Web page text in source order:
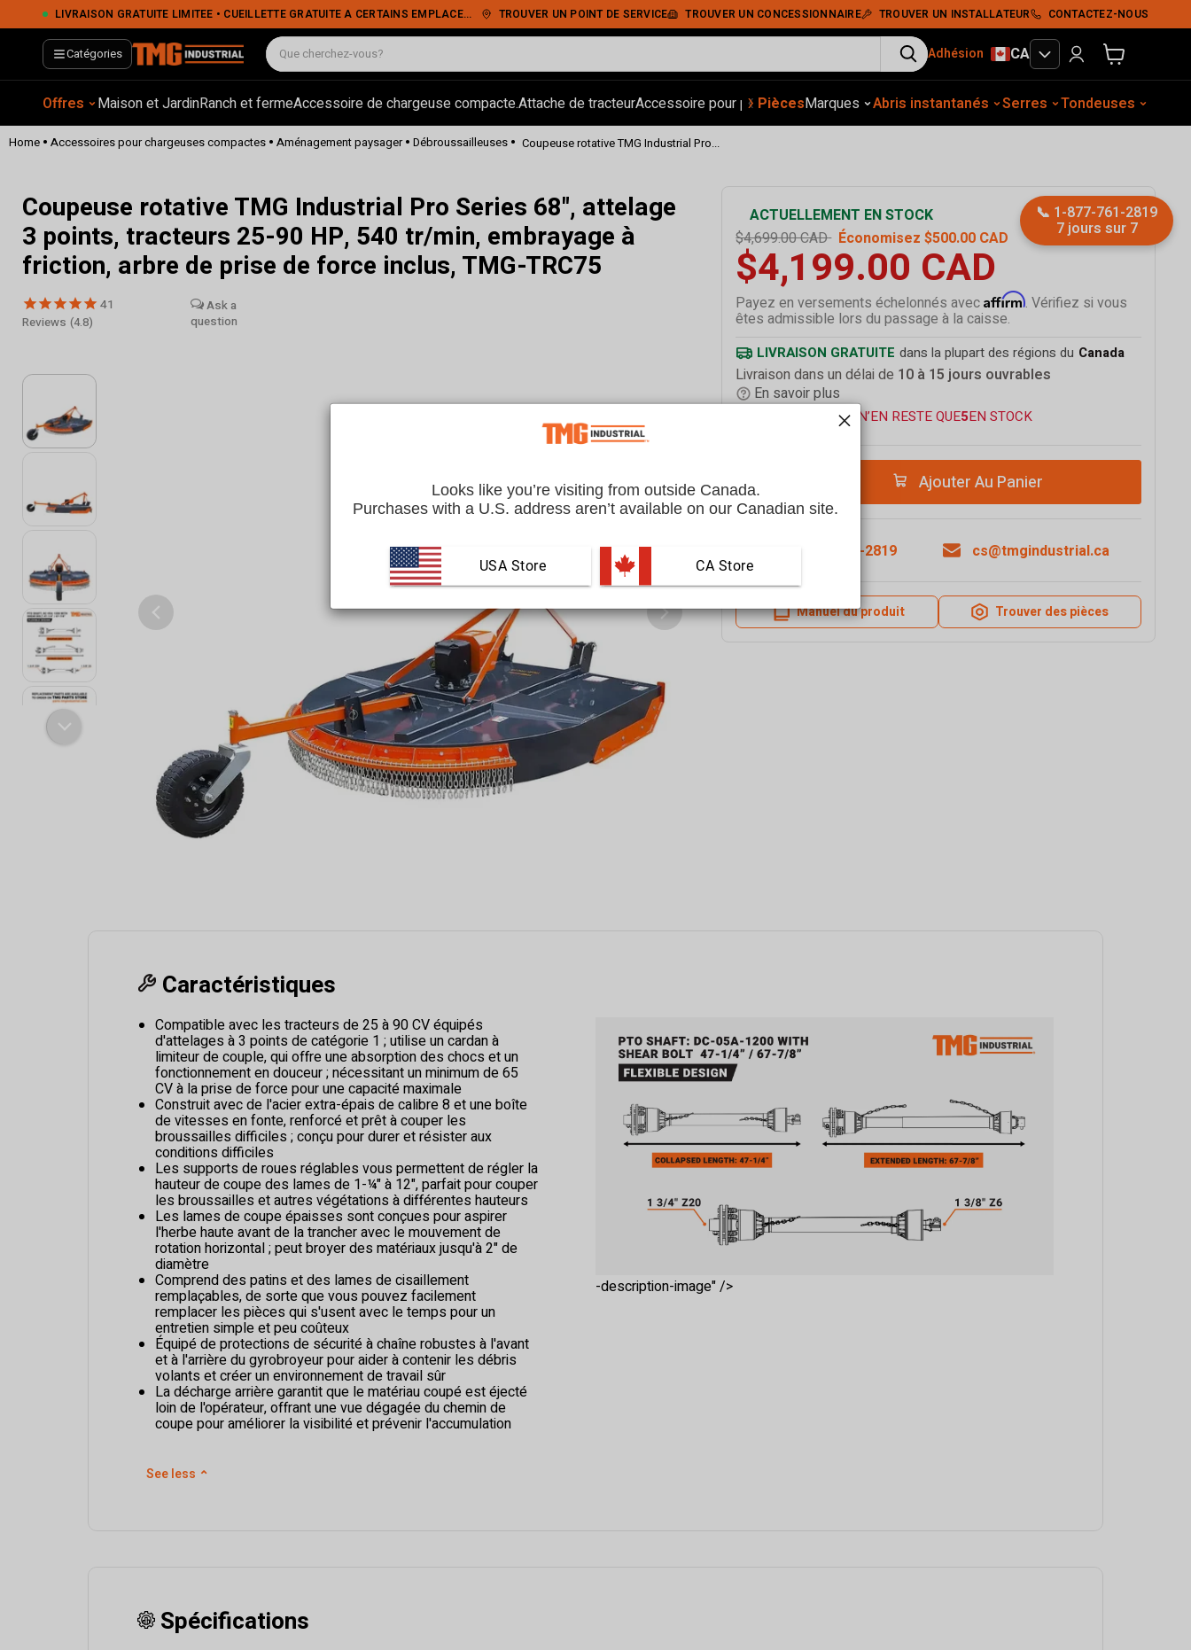
LIVRAISON GRATUITE LIMITÉE • CUEILLETTE GRATUITE À CERTAINS EMPLACEMENTS • PAIEMENT SÉCURISÉ TROUVER UN POINT DE SERVICE TROUVER UN CONCESSIONNAIRE TROUVER UN INSTALLATEUR CONTACTEZ-NOUS
Catégories Adhésion CA Voir le panier
Offres Maison et JardinRanch et fermeAccessoire de chargeuse compacte.Attache de tracteurAccessoire pour pelle.Rangement extérieurConstructionÉquip. auto. Tassement du sol
‹
› PiècesMarques Abris instantanés Serres Tondeuses
Home • Accessoires pour chargeuses compactes • Aménagement paysager • Débroussailleuses • Coupeuse rotative TMG Industrial Pro...
Coupeuse rotative TMG Industrial Pro Series 68", attelage
3 points, tracteurs 25-90 HP, 540 tr/min, embrayage à
friction, arbre de prise de force inclus, TMG-TRC75
41
Reviews
ACTUELLEMENT EN STOCK SKU TMG-TRC75
$4,699.00 CAD Économisez$500.00 CAD
$4,199.00 CAD
Payez en versements échelonnés avecAffirm. Vérifiez si vous
êtes admissible lors du passage à la caisse.
LIVRAISON GRATUITE dans la plupart des régions du Canada
Livraison dans un délai de 10 à 15 jours ouvrables
En savoir plus
FAITES VITE — IL N’EN RESTE QUE5EN STOCK
Ajouter Au Panier
1-877-761-2819 cs@tmgindustrial.ca
Manuel du produit Trouver des pièces
Caractéristiques
Compatible avec les tracteurs de 25 à 90 CV équipés
d'attelages à 3 points de catégorie 1 ; utilise un cardan à
limiteur de couple, qui offre une absorption des chocs et un
fonctionnement en douceur ; nécessitant un minimum de 65
CV à la prise de force pour une capacité maximale
Construit avec de l'acier extra-épais de calibre 8 et une boîte
de vitesses en fonte, renforcé et prêt à couper les
broussailles difficiles ; conçu pour durer et résister aux
conditions difficiles
Les supports de roues réglables vous permettent de régler la
hauteur de coupe des lames de 1-¼" à 12", parfait pour couper
les broussailles et autres végétations à différentes hauteurs
Les lames de coupe épaisses sont conçues pour aspirer
l'herbe haute avant de la trancher avec le mouvement de
rotation horizontal ; peut broyer des matériaux jusqu'à 2" de
diamètre
Comprend des patins et des lames de cisaillement
remplaçables, de sorte que vous pouvez facilement
remplacer les pièces qui s'usent avec le temps pour un
entretien simple et peu coûteux
Équipé de protections de sécurité à chaîne robustes à l'avant
et à l'arrière du gyrobroyeur pour aider à contenir les débris
volants et créer un environnement de travail sûr
La décharge arrière garantit que le matériau coupé est éjecté
loin de l'opérateur, offrant une vue dégagée du chemin de
coupe pour améliorer la visibilité et prévenir l'accumulation
-description-image" />
See less ⌃
Spécifications
📞 1-877-761-2819
7 jours sur 7
Looks like you’re visiting from outside Canada.
Purchases with a U.S. address aren’t available on our Canadian site.
USA Store CA Store